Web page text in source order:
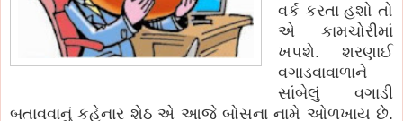
વર્ક કરતા હશો તો
એ કામચોરીમાં
ખપશે. શરણાઈ
વગાડવાવાળાને
સાંબેલું વગાડી
બતાવવાનું કહેનાર શેઠ એ આજે બોસના નામે ઓળખાય છે.